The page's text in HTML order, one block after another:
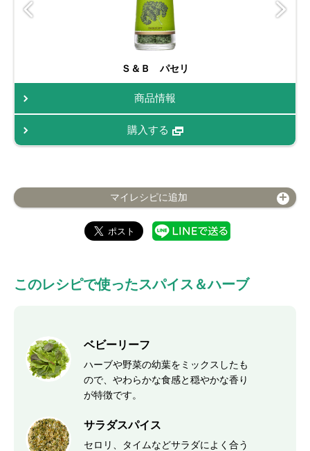
Ｓ＆Ｂ パセリ
商品情報
購入する
マイレシピに追加
このレシピで使ったスパイス＆ハーブ
ベビーリーフ
ハーブや野菜の幼葉をミックスしたも
ので、やわらかな食感と穏やかな香り
が特徴です。
サラダスパイス
セロリ、タイムなどサラダによく合う